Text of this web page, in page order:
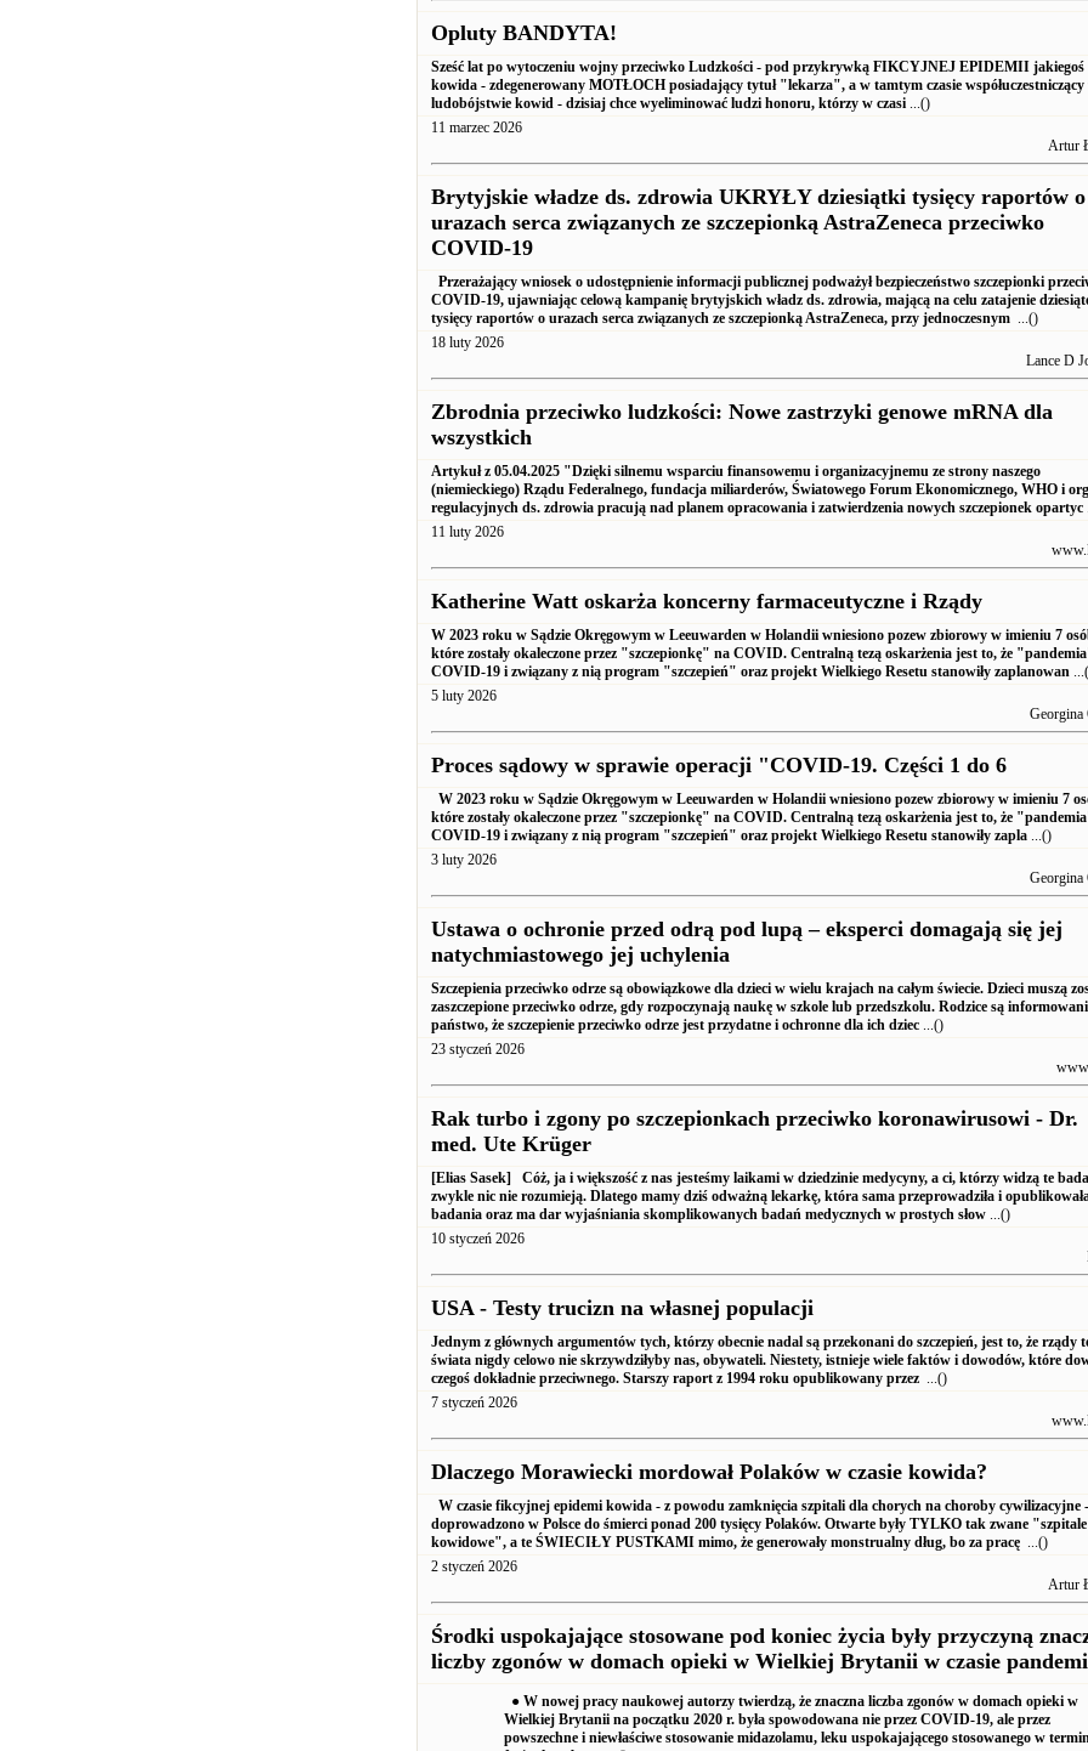
Opluty BANDYTA!
Sześć lat po wytoczeniu wojny przeciwko Ludzkości - pod przykrywką FIKCYJNEJ EPIDEMII jakiegoś
kowida - zdegenerowany MOTŁOCH posiadający tytuł "lekarza", a w tamtym czasie
ludobójstwie kowid - dzisiaj chce wyeliminować ludzi honoru, którzy w czasi ...()
11 marzec 2026
Artur
Brytyjskie władze ds. zdrowia UKRYŁY dziesiątki tysięcy raportów o
urazach serca związanych ze szczepionką AstraZeneca przeciwko
COVID-19
Przerażający wniosek o udostępnienie informacji publicznej podważył bezpieczeństwo szczepionki
COVID-19, ujawniając celową kampanię brytyjskich władz ds. zdrowia, mającą na celu zatajenie
tysięcy raportów o urazach serca związanych ze szczepionką AstraZeneca, przy jednoczesnym ...()
18 luty 2026
Lance D
Zbrodnia przeciwko ludzkości: Nowe zastrzyki genowe mRNA dla
wszystkich
Artykuł z 05.04.2025 "Dzięki silnemu wsparciu finansowemu i organizacyjnemu ze strony naszego
(niemieckiego) Rządu Federalnego, fundacja miliarderów, Światowego Forum Ekonomicznego, WHO i
regulacyjnych ds. zdrowia pracują nad planem opracowania i zatwierdzenia nowych szczepionek opartyc
11 luty 2026
Katherine Watt oskarża koncerny farmaceutyczne i Rządy
W 2023 roku w Sądzie Okręgowym w Leeuwarden w Holandii wniesiono pozew zbiorowy w imieniu 7
które zostały okaleczone przez "szczepionkę" na COVID. Centralną tezą oskarżenia jest to, że
COVID-19 i związany z nią program "szczepień" oraz projekt Wielkiego Resetu stanowiły zaplanowan
5 luty 2026
Proces sądowy w sprawie operacji "COVID-19. Części 1 do 6
W 2023 roku w Sądzie Okręgowym w Leeuwarden w Holandii wniesiono pozew zbiorowy w imieniu 7
które zostały okaleczone przez "szczepionkę" na COVID. Centralną tezą oskarżenia jest to, że
COVID-19 i związany z nią program "szczepień" oraz projekt Wielkiego Resetu stanowiły zapla ...()
3 luty 2026
Ustawa o ochronie przed odrą pod lupą – eksperci domagają się jej
natychmiastowego jej uchylenia
Szczepienia przeciwko odrze są obowiązkowe dla dzieci w wielu krajach na całym świecie. Dzieci muszą
zaszczepione przeciwko odrze, gdy rozpoczynają naukę w szkole lub przedszkolu. Rodzice są
państwo, że szczepienie przeciwko odrze jest przydatne i ochronne dla ich dziec ...()
23 styczeń 2026
Rak turbo i zgony po szczepionkach przeciwko koronawirusowi - Dr.
med. Ute Krüger
[Elias Sasek] Cóż, ja i większość z nas jesteśmy laikami w dziedzinie medycyny, a ci, którzy widzą te
zwykle nic nie rozumieją. Dlatego mamy dziś odważną lekarkę, która sama przeprowadziła i
badania oraz ma dar wyjaśniania skomplikowanych badań medycznych w prostych słow ...()
10 styczeń 2026
USA - Testy trucizn na własnej populacji
Jednym z głównych argumentów tych, którzy obecnie nadal są przekonani do szczepień, jest to, że rządy
świata nigdy celowo nie skrzywdziłyby nas, obywateli. Niestety, istnieje wiele faktów i dowodów, które
czegoś dokładnie przeciwnego. Starszy raport z 1994 roku opublikowany przez ...()
7 styczeń 2026
Dlaczego Morawiecki mordował Polaków w czasie kowida?
W czasie fikcyjnej epidemi kowida - z powodu zamknięcia szpitali dla chorych na choroby cywilizacyjne -
doprowadzono w Polsce do śmierci ponad 200 tysięcy Polaków. Otwarte były TYLKO tak zwane "szpitale
kowidowe", a te ŚWIECIŁY PUSTKAMI mimo, że generowały monstrualny dług, bo za pracę ...()
2 styczeń 2026
Artur
Środki uspokajające stosowane pod koniec życia były przyczyną
liczby zgonów w domach opieki w Wielkiej Brytanii w czasie
● W nowej pracy naukowej autorzy twierdzą, że znaczna liczba zgonów w domach opieki w
Wielkiej Brytanii na początku 2020 r. była spowodowana nie przez COVID-19, ale przez
powszechne i niewłaściwe stosowanie midazolamu, leku uspokajającego stosowanego w